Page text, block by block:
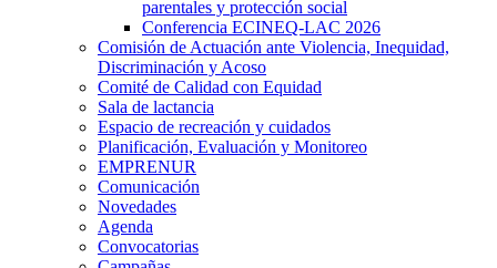
parentales y protección social
Conferencia ECINEQ-LAC 2026
Comisión de Actuación ante Violencia, Inequidad,
Discriminación y Acoso
Comité de Calidad con Equidad
Sala de lactancia
Espacio de recreación y cuidados
Planificación, Evaluación y Monitoreo
EMPRENUR
Comunicación
Novedades
Agenda
Convocatorias